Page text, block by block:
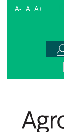
A- A A+